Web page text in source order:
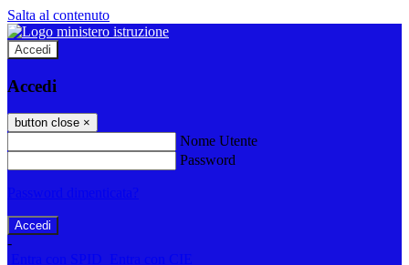
Salta al contenuto
Accedi
Accedi
button close ×
Nome Utente
Password
-